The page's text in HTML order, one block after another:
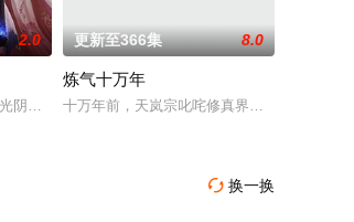
为的朝廷官员
推上了巅峰？是谁斩断了国家的盛世？又是谁力
机，展开明争暗斗。最终，秦南依靠潜心修炼、绝
场车祸，穿越到武魂未觉醒的“废物”林家大少爷身
2.0
阴是古往今来的过客。残面张开诡异之眼，所视之
更新至366集 8.0
炼气十万年
十万年前，天岚宗叱咤修真界，宗内弟子皆
 换一换